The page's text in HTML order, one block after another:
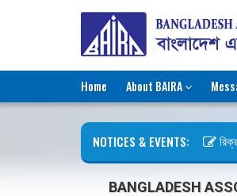
Home About BAIRA
NOTICES & EVENTS:
BANGLADESH